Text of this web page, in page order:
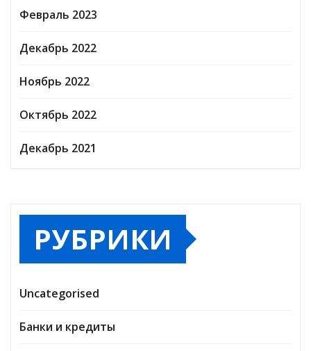
Февраль 2023
Декабрь 2022
Ноябрь 2022
Октябрь 2022
Декабрь 2021
РУБРИКИ
Uncategorised
Банки и кредиты